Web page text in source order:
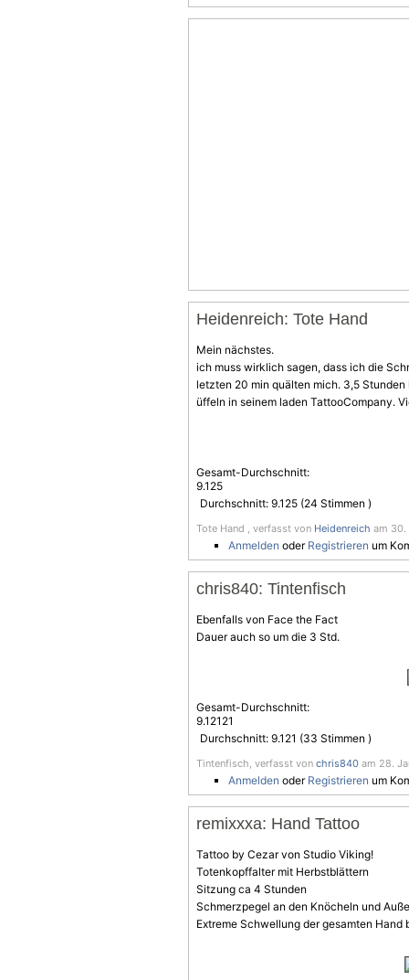
Heidenreich: Tote Hand
Mein nächstes.
ich muss wirklich sagen, dass ich die
letzten 20 min quälten mich. 3,5
üffeln in seinem laden TattooCompany.
Gesamt-Durchschnitt:
9.125
Durchschnitt: 9.125 (24 Stimmen )
Tote Hand , verfasst von Heidenreich am 30.
Anmelden oder Registrieren um
chris840: Tintenfisch
Ebenfalls von Face the Fact
Dauer auch so um die 3 Std.
Gesamt-Durchschnitt:
9.12121
Durchschnitt: 9.121 (33 Stimmen )
Tintenfisch, verfasst von chris840 am 28.
Anmelden oder Registrieren um
remixxxa: Hand Tattoo
Tattoo by Cezar von Studio Viking!
Totenkopffalter mit Herbstblättern
Sitzung ca 4 Stunden
Schmerzpegel an den Knöcheln und
Extreme Schwellung der gesamten Hand